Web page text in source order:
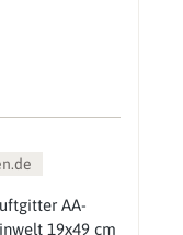
AA-
19x49 cm